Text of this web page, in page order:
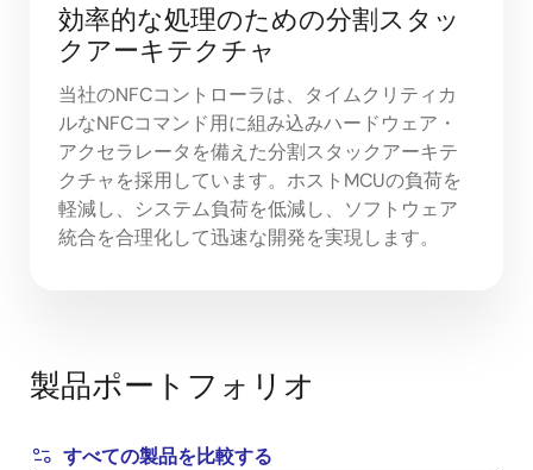
効率的な処理のための分割スタッ
クアーキテクチャ
当社のNFCコントローラは、タイムクリティカ
ルなNFCコマンド用に組み込みハードウェア・
アクセラレータを備えた分割スタックアーキテ
クチャを採用しています。ホストMCUの負荷を
軽減し、システム負荷を低減し、ソフトウェア
統合を合理化して迅速な開発を実現します。
製品ポートフォリオ
すべての製品を比較する